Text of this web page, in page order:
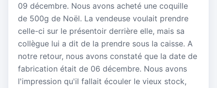
09 décembre. Nous avons acheté une coquille
de 500g de Noël. La vendeuse voulait prendre
celle-ci sur le présentoir derrière elle, mais sa
collègue lui a dit de la prendre sous la caisse. A
notre retour, nous avons constaté que la date de
fabrication était de 06 décembre. Nous avons
l'impression qu'il fallait écouler le vieux stock,